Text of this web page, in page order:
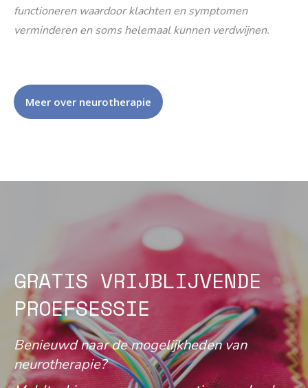
functioneren waardoor klachten en symptomen
verminderen en soms helemaal kunnen verdwijnen.
Meer over neurotherapie
GRATIS VRIJBLIJVENDE
PROEFSESSIE
Benieuwd naar de mogelijkheden van
neurotherapie?